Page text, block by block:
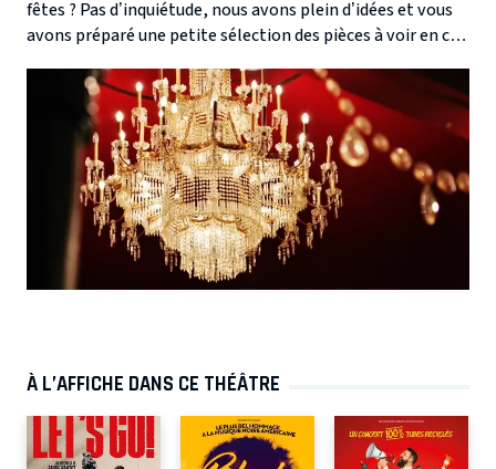
fêtes ? Pas d’inquiétude, nous avons plein d’idées et vous
avons préparé une petite sélection des pièces à voir en ce
moment en famille ou d’offrir un cadeau un peu différent.
Voici donc 5 pièces ultra vitaminées, humoristiques et
historiques qui sauront ravir votre entourage ou bien
vous-même !
À L’AFFICHE DANS CE THÉÂTRE